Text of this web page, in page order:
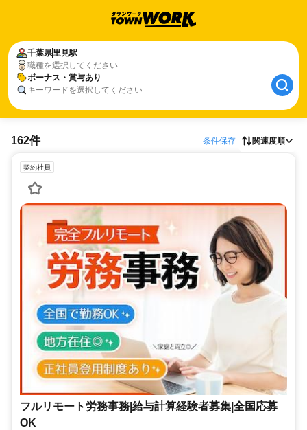
千葉県里見駅
職種を選択してください
ボーナス・賞与あり
キーワードを選択してください
162件 条件保存 関連度順
契約社員
フルリモート労務事務|給与計算経験者募集|全国応募
OK